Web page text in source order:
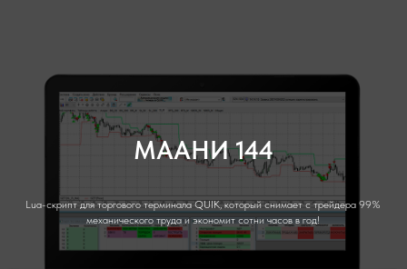
МААНИ 144
Lua-скрипт для торгового терминала QUIK, который снимает с трейдера 99%
механического труда и экономит сотни часов в год!